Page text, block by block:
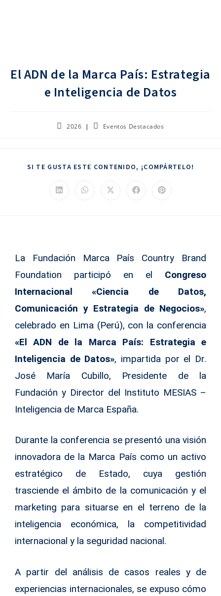
El ADN de la Marca País: Estrategia
e Inteligencia de Datos
2026 Eventos Destacados
SI TE GUSTA ESTE CONTENIDO, ¡COMPÁRTELO!
La Fundación Marca País Country Brand
Foundation participó en el Congreso
Internacional «Ciencia de Datos,
Comunicación y Estrategia de Negocios»,
celebrado en Lima (Perú), con la conferencia
«El ADN de la Marca País: Estrategia e
Inteligencia de Datos», impartida por el Dr.
José María Cubillo, Presidente de la
Fundación y Director del Instituto MESIAS –
Inteligencia de Marca España.
Durante la conferencia se presentó una visión
innovadora de la Marca País como un activo
estratégico de Estado, cuya gestión
trasciende el ámbito de la comunicación y el
marketing para situarse en el terreno de la
inteligencia económica, la competitividad
internacional y la seguridad nacional.
A partir del análisis de casos reales y de
experiencias internacionales, se expuso cómo